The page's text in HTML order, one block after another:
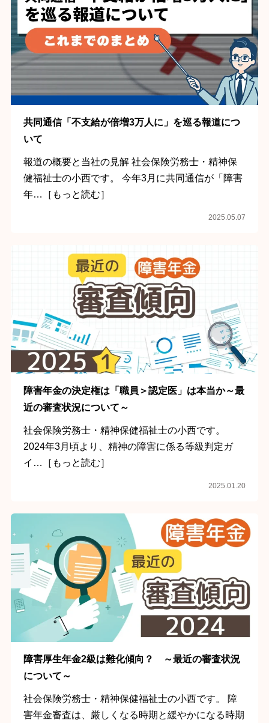
共同通信「不支給が倍増3万人に」を巡る報道につ
いて
報道の概要と当社の見解 社会保険労務士・精神保
健福祉士の小西です。 今年3月に共同通信が「障害
年…［もっと読む］
2025.05.07
障害年金の決定権は「職員＞認定医」は本当か～最
近の審査状況について～
社会保険労務士・精神保健福祉士の小西です。
2024年3月頃より、精神の障害に係る等級判定ガ
イ…［もっと読む］
2025.01.20
障害厚生年金2級は難化傾向？ ～最近の審査状況
について～
社会保険労務士・精神保健福祉士の小西です。 障
害年金審査は、厳しくなる時期と緩やかになる時期